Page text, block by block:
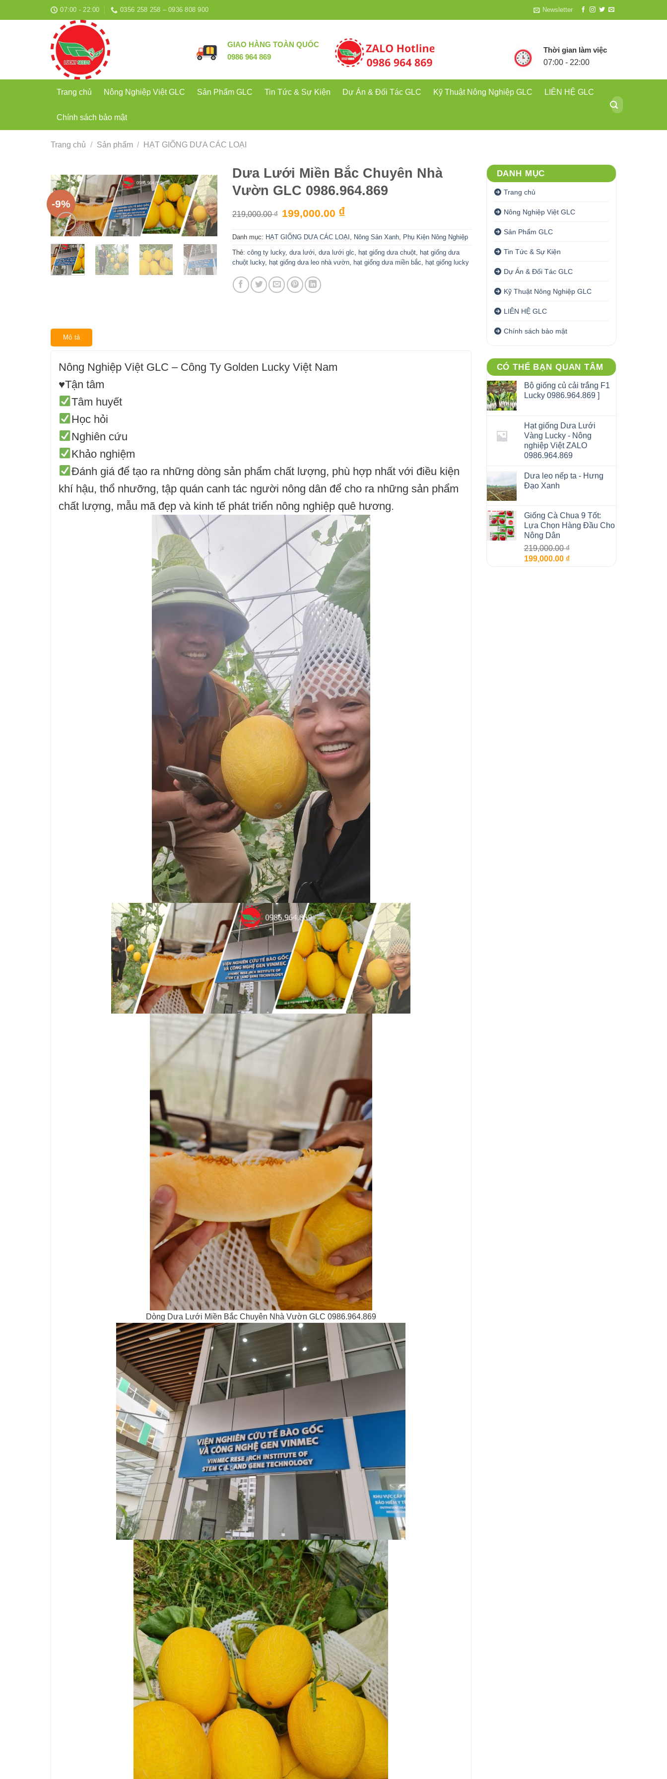
qua
07:00 - 22:00 0356 258 258 – 0936 808 900 Newsletter
GIAO HÀNG TOÀN QUỐC
0986 964 869
Thời gian làm việc
07:00 - 22:00
Trang chủ Nông Nghiệp Việt GLC Sản Phẩm GLC Tin Tức & Sự Kiện Dự Án & Đối Tác GLC Kỹ Thuật Nông Nghiệp GLC LIÊN HỆ GLC
Chính sách bảo mật
Tìm
kiếm:
Trang chủ / Sản phẩm / HẠT GIỐNG DƯA CÁC LOẠI
-9%
Dưa Lưới Miền Bắc Chuyên Nhà
Vườn GLC 0986.964.869
219,000.00₫
Giá
gốc
219,000.00 ₫.
199,000.00 ₫
là:
199,000.00 ₫.
Danh mục: HẠT GIỐNG DƯA CÁC LOẠI , Nông Sản Xanh, Phụ Kiện Nông Nghiệp
Thẻ: công ty lucky, dưa lưới, dưa lưới glc, hạt giống dưa chuột, hạt giống dưa
chuột lucky, hạt giống dưa leo nhà vườn, hạt giống dưa miền bắc, hạt giống lucky
Mô tả
Nông Nghiệp Việt GLC – Công Ty Golden Lucky Việt Nam
♥Tận tâm
Tâm huyết
Học hỏi
Nghiên cứu
Khảo nghiệm
Đánh giá để tạo ra những dòng sản phẩm chất lượng, phù hợp nhất với điều kiện
khí hậu, thổ nhưỡng, tập quán canh tác người nông dân để cho ra những sản phẩm
chất lượng, mẫu mã đẹp và kinh tế phát triển nông nghiệp quê hương.
Dòng Dưa Lưới Miền Bắc Chuyên Nhà Vườn GLC 0986.964.869
DANH MỤC
Trang chủ
Nông Nghiệp Việt GLC
Sản Phẩm GLC
Tin Tức & Sự Kiện
Dự Án & Đối Tác GLC
Kỹ Thuật Nông Nghiệp GLC
LIÊN HỆ GLC
Chính sách bảo mật
CÓ THỂ BẠN QUAN TÂM
Bộ giống củ cải trắng F1
Lucky 0986.964.869 ]
Hạt giống Dưa Lưới
Vàng Lucky - Nông
nghiệp Việt ZALO
0986.964.869
Dưa leo nếp ta - Hưng
Đạo Xanh
Giống Cà Chua 9 Tốt:
Lựa Chọn Hàng Đầu Cho
Nông Dân
219,000.00₫
Giá
199,000.00 ₫Giá